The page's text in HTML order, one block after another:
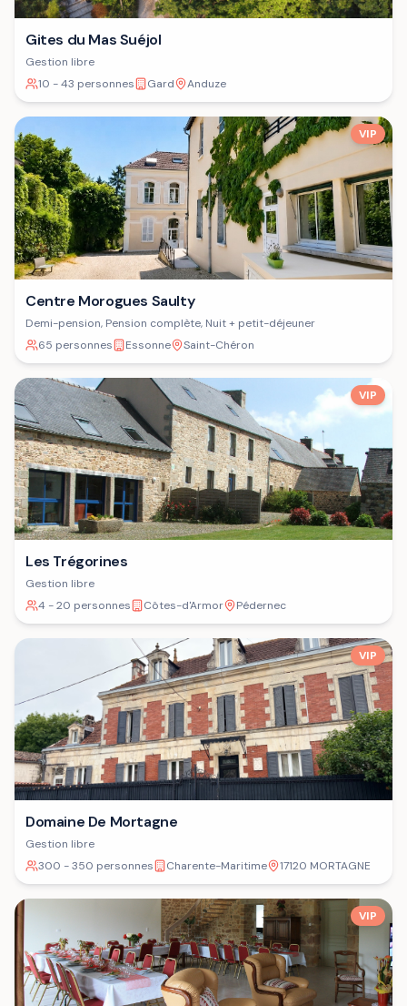
Gites du Mas Suéjol
Gestion libre
10 - 43 personnes
Gard Anduze
VIP
Centre Morogues Saulty
Demi-pension, Pension complète, Nuit + petit-déjeuner
65 personnes
Essonne Saint-Chéron
VIP
Les Trégorines
Gestion libre
4 - 20 personnes
Côtes-d'Armor Pédernec
VIP
Domaine De Mortagne
Gestion libre
300 - 350 personnes
Charente-Maritime 17120 MORTAGNE
VIP